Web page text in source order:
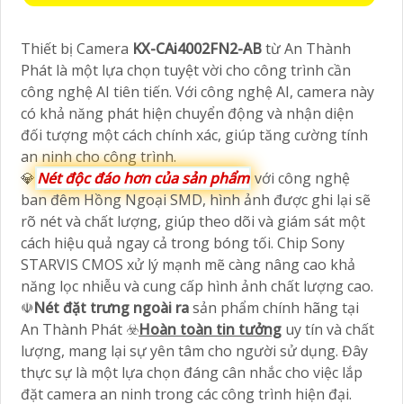
Thiết bị Camera KX-CAi4002FN2-ABtừ An Thành
Phát là một lựa chọn tuyệt vời cho công trình cần
công nghệ AI tiên tiến. Với công nghệ AI, camera này
có khả năng phát hiện chuyển động và nhận diện
đối tượng một cách chính xác, giúp tăng cường tính
an ninh cho công trình.
💎Nét độc đáo hơn của sản phẩm với công nghệ
ban đêm Hồng Ngoại SMD, hình ảnh được ghi lại sẽ
rõ nét và chất lượng, giúp theo dõi và giám sát một
cách hiệu quả ngay cả trong bóng tối. Chip Sony
STARVIS CMOS xử lý mạnh mẽ càng nâng cao khả
năng lọc nhiễu và cung cấp hình ảnh chất lượng cao.
☫Nét đặt trưng ngoài rasản phẩm chính hãng tại
An Thành Phát ☣️Hoàn toàn tin tưởng uy tín và chất
lượng, mang lại sự yên tâm cho người sử dụng. Đây
thực sự là một lựa chọn đáng cân nhắc cho việc lắp
đặt camera an ninh trong các công trình hiện đại.